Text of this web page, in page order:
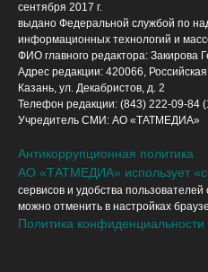
сентября 2017 г.
выдано Федеральной службой по
информационных технологий и
ФИО главного редактора: Закирова
Адрес редакции: 420066,
Казань, ул. Декабристов, д. 2
Телефон редакции: (843) 222-09-84
Учредитель СМИ: АО «ТАТМЕДИА»
Антикоррупционная политика
АО «ТАТМЕДИА» использует
сервисов и удобства
можно отменить в настройках
Политика конфиденциальности